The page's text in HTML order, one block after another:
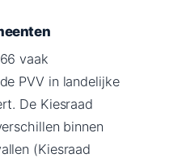
vaak
PVV in landelijke
De Kiesraad
binnen
(Kiesraad